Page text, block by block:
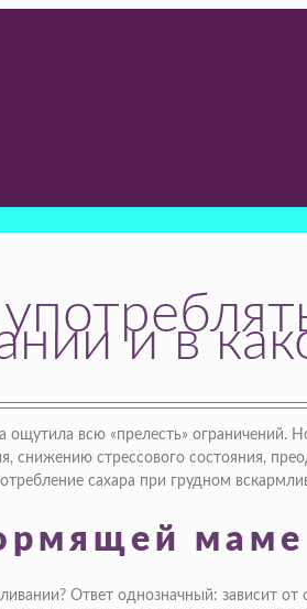
и в
всю «прелесть» ограничений.
снижению стрессового состояния,
сахара при грудном
маме
Ответ однозначный: зависит